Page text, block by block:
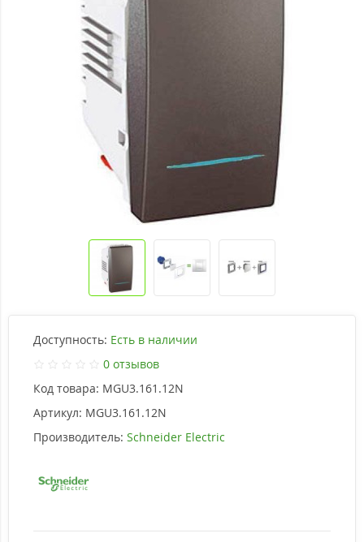
Доступность: Есть в наличии
0 отзывов
Код товара: MGU3.161.12N
Артикул: MGU3.161.12N
Производитель: Schneider Electric